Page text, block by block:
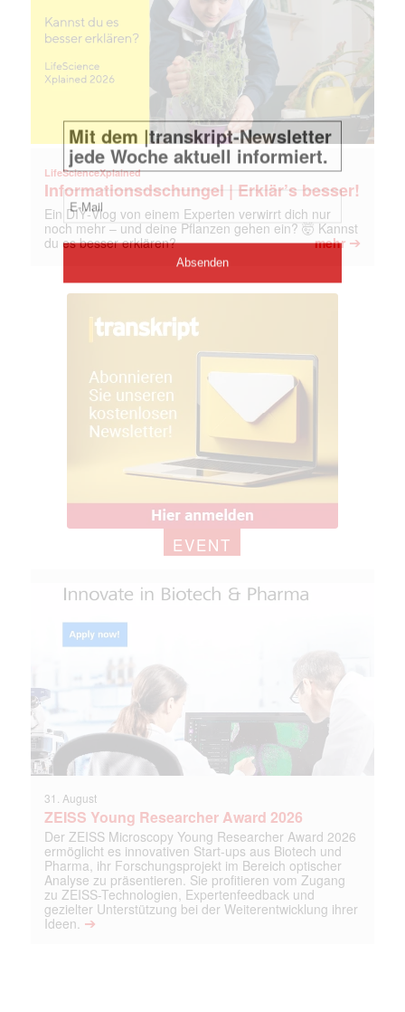
LifeScienceXplained
Informationsdschungel | Erklär’s besser!
Ein DIY‑Vlog von einem Experten verwirrt dich nur
noch mehr – und deine Pflanzen gehen ein? 🤯 Kannst
du es besser erklären?
mehr ➔
EVENT
31. August
ZEISS Young Researcher Award 2026
Der ZEISS Microscopy Young Researcher Award 2026
ermöglicht es innovativen Start-ups aus Biotech und
Pharma, ihr Forschungsprojekt im Bereich optischer
Analyse zu präsentieren. Sie profitieren vom Zugang
zu ZEISS-Technologien, Expertenfeedback und
gezielter Unterstützung bei der Weiterentwicklung ihrer
Ideen. ➔